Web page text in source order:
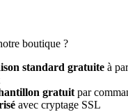
boutique ?
standard gratuite à
gratuit par
avec cryptage SSL